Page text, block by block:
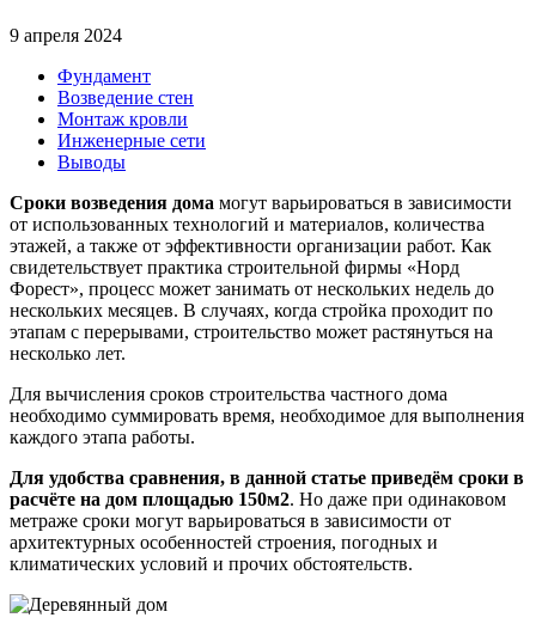
9 апреля 2024
Фундамент
Возведение стен
Монтаж кровли
Инженерные сети
Выводы
Сроки возведения дома могут варьироваться в зависимости
от использованных технологий и материалов, количества
этажей, а также от эффективности организации работ. Как
свидетельствует практика строительной фирмы «Норд
Форест», процесс может занимать от нескольких недель до
нескольких месяцев. В случаях, когда стройка проходит по
этапам с перерывами, строительство может растянуться на
несколько лет.
Для вычисления сроков строительства частного дома
необходимо суммировать время, необходимое для выполнения
каждого этапа работы.
Для удобства сравнения, в данной статье приведём сроки в
расчёте на дом площадью 150м2. Но даже при одинаковом
метраже сроки могут варьироваться в зависимости от
архитектурных особенностей строения, погодных и
климатических условий и прочих обстоятельств.